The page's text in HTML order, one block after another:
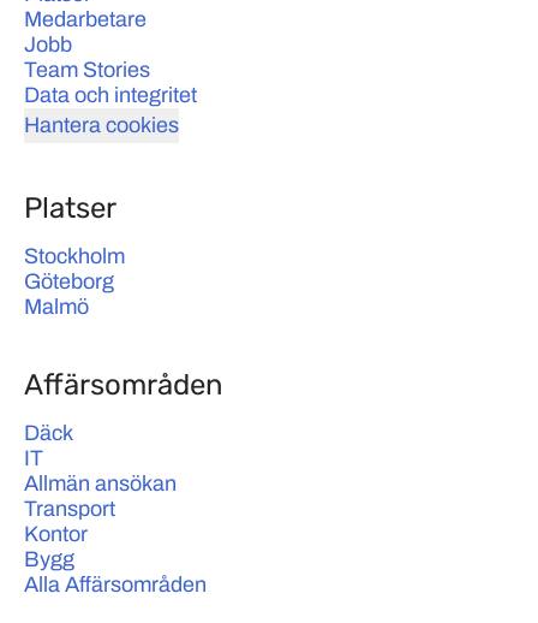
Medarbetare
Jobb
Team Stories
Data och integritet
Hantera cookies
Platser
Stockholm
Göteborg
Malmö
Affärsområden
Däck
IT
Allmän ansökan
Transport
Kontor
Bygg
Alla Affärsområden